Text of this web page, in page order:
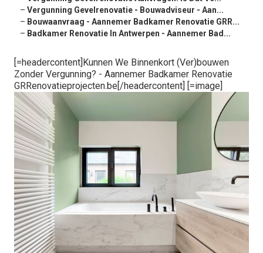
– Vergunning Gevelrenovatie - Bouwadviseur - Aan...
– Bouwaanvraag - Aannemer Badkamer Renovatie GRR...
– Badkamer Renovatie In Antwerpen - Aannemer Bad...
[=headercontent]Kunnen We Binnenkort (Ver)bouwen
Zonder Vergunning? - Aannemer Badkamer Renovatie
GRRenovatieprojecten.be[/headercontent] [=image]